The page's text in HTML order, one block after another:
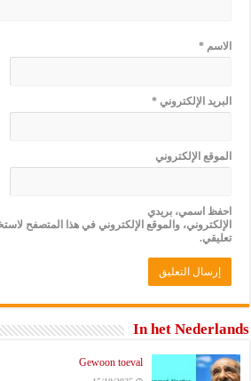
الاسم*
البريد الإلكتروني*
الموقع الإلكتروني
احفظ اسمي، بريدي
الإلكتروني، والموقع الإلكتروني في هذا المتصفح
تعليقي.
In het Nederlands
Gewoon toeval